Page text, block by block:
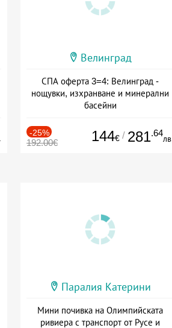
Велинград
СПА оферта 3=4: Велинград -
нощувки, изхранване и минерални
басейни
-25%
192.00€ 144€ / 281.64
лв.
Паралия Катерини
Мини почивка на Олимпийската
ривиера с транспорт от Русе и